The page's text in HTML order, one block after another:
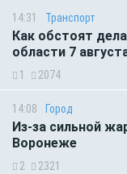
14:31 Транспорт
Как обстоят
области 7
1 2074
14:08 Город
Из-за сильной
Воронеже
2 2321